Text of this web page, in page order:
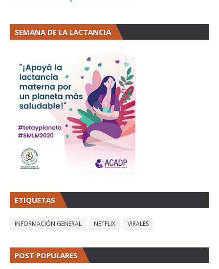
SEMANA DE LA LACTANCIA
ETIQUETAS
INFORMACIÓN GENERAL NETFLIX VIRALES
POST POPULARES